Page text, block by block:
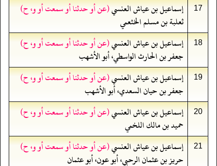
17 إسماعيل بن عياش العنسي(عن أو حدثنا أو سمعت أو و، ح)
ثعلبة بن مسلم الخثعمي
18 إسماعيل بن عياش العنسي(عن أو حدثنا أو سمعت أو و، ح)
جعفر بن الحارث الواسطي، أبو الأشهب
19 إسماعيل بن عياش العنسي(عن أو حدثنا أو سمعت أو و، ح)
جعفر بن حيان السعدي، أبو الأشهب
20 إسماعيل بن عياش العنسي(عن أو حدثنا أو سمعت أو و، ح)
حميد بن مالك اللخمي
21 إسماعيل بن عياش العنسي(عن أو حدثنا أو سمعت أو و، ح)
حريز بن عثمان الرحبي، أبو عون، أبو عثمان